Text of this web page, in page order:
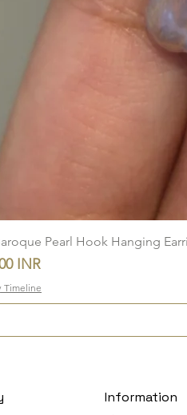
Pearl Hook Hanging
INR
Timeline
Information